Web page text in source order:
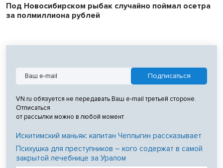
Под Новосибирском рыбак случайно поймал осетра
за полмиллиона рублей
VN.ru обязуется не передавать Ваш e-mail третьей стороне.
Отписаться
от рассылки можно в любой момент
Искитимский маньяк: капитан Чеплыгин рассказывает
Психушка для преступников – кого содержат в самой
закрытой лечебнице за Уралом